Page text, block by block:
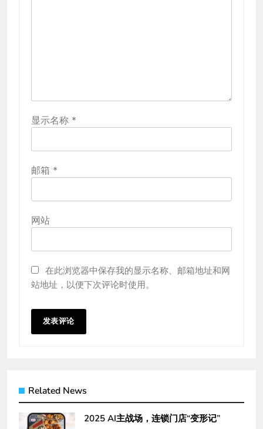
显示名称 *
邮箱 *
网站
在此浏览器中保存我的显示名称、邮箱地址和网
站地址，以便下次评论时使用。
Related News
2025 AI主战场，连锁门店“变形记”